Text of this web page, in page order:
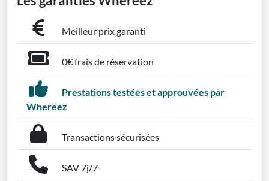
Meilleur prix garanti
0€ frais de réservation
Prestations testées et approuvées par
Whereez
Transactions sécurisées
SAV 7j/7